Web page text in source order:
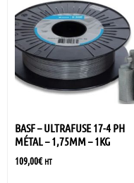
BASF – ULTRAFUSE 17-4 PH
MÉTAL – 1,75MM – 1KG
109,00€ HT